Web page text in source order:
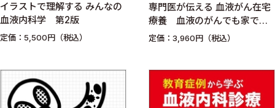
イラストで理解する みんなの
血液内科学 第2版
定価：5,500円（税込）
専門医が伝える 血液がん在宅
療養 血液のがんでも家で過
ごせる
定価：3,960円（税込）